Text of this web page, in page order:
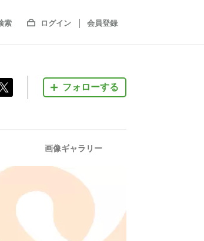
索 ログイン 会員登録
フォローする
画像ギャラリー